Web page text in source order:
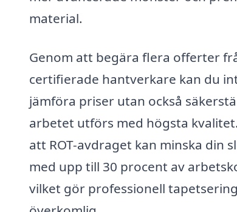
material.
Genom att begära flera offerter
certifierade hantverkare kan du
jämföra priser utan också
arbetet utförs med högsta
att ROT-avdraget kan minska din
med upp till 30 procent av
vilket gör professionell